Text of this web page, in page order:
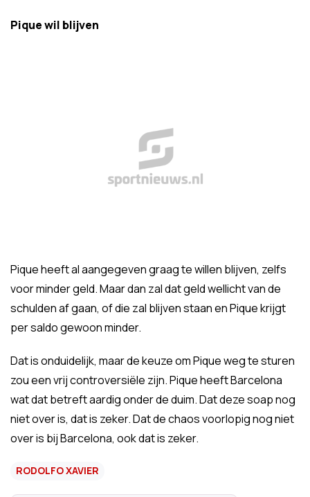
Pique wil blijven
Pique heeft al aangegeven graag te willen blijven, zelfs
voor minder geld. Maar dan zal dat geld wellicht van de
schulden af gaan, of die zal blijven staan en Pique krijgt
per saldo gewoon minder.
Dat is onduidelijk, maar de keuze om Pique weg te sturen
zou een vrij controversiële zijn. Pique heeft Barcelona
wat dat betreft aardig onder de duim. Dat deze soap nog
niet over is, dat is zeker. Dat de chaos voorlopig nog niet
over is bij Barcelona, ook dat is zeker.
RODOLFO XAVIER